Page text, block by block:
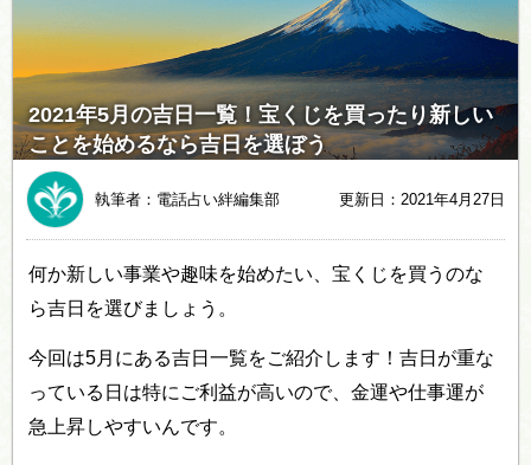
2021年5月の吉日一覧！宝くじを買ったり新しい
ことを始めるなら吉日を選ぼう
執筆者：電話占い絆編集部 更新日：2021年4月27日
何か新しい事業や趣味を始めたい、宝くじを買うのな
ら吉日を選びましょう。
今回は5月にある吉日一覧をご紹介します！吉日が重な
っている日は特にご利益が高いので、金運や仕事運が
急上昇しやすいんです。